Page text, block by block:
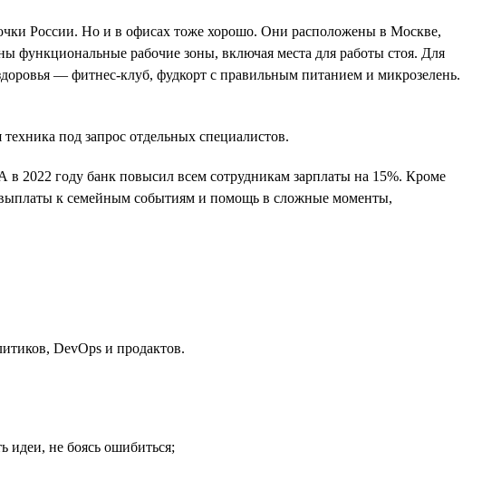
России. Но и в офисах тоже хорошо. Они расположены в Москве,
функциональные рабочие зоны, включая места для работы стоя. Для
— фитнес-клуб, фудкорт с правильным питанием и микрозелень.
под запрос отдельных специалистов.
2022 году банк повысил всем сотрудникам зарплаты на 15%. Кроме
к семейным событиям и помощь в сложные моменты,
DevOps и продактов.
идеи, не боясь ошибиться;